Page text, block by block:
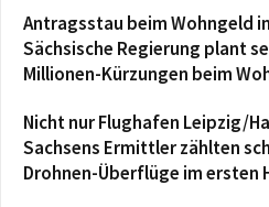
Antragsstau beim Wohngeld
Sächsische Regierung plant
Millionen-Kürzungen beim
Nicht nur Flughafen Leipzig/
Sachsens Ermittler zählten
Drohnen-Überflüge im ersten